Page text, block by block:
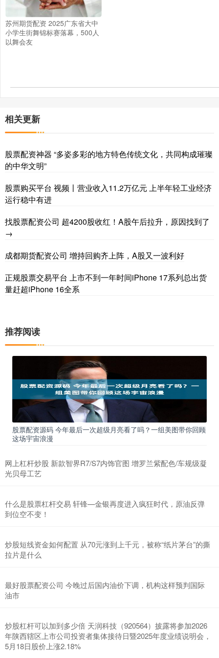
苏州期货配资 2025广东省大中
小学生街舞锦标赛落幕，500人
以舞会友
相关更新
股票配资神器 “多姿多彩的地方特色传统文化，共同构成璀璨
的中华文明”
股票购买平台 视频丨营业收入11.2万亿元 上半年轻工业经济
运行稳中有进
找股票配资公司 超4200股收红！A股午后拉升，原因找到了
→
成都期货配资公司 增持回购齐上阵，A股又一波利好
正规股票交易平台 上市不到一年时间iPhone 17系列总出货
量赶超iPhone 16全系
推荐阅读
股票配资源码 今年最后一次超级月亮看了吗？一组美图带你回顾
这场宇宙浪漫
网上杠杆炒股 新款智界R7/S7内饰官图 增罗兰紫配色/车规级凝
光贝母工艺
什么是股票杠杆交易 轩锋—金银再度进入疯狂时代，原油反弹
到位空不变！
炒股短线资金如何配置 从70元涨到上千元，被称“纸片茅台”的撕
拉片是什么
最好股票配资公司 今晚过后国内油价下调，机构这样预判国际
油市
炒股杠杆可以加到多少倍 天润科技（920564）披露将参加2026
年陕西辖区上市公司投资者集体接待日暨2025年度业绩说明会，
5月18日股价上涨2.18%